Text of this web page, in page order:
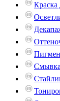
Краска